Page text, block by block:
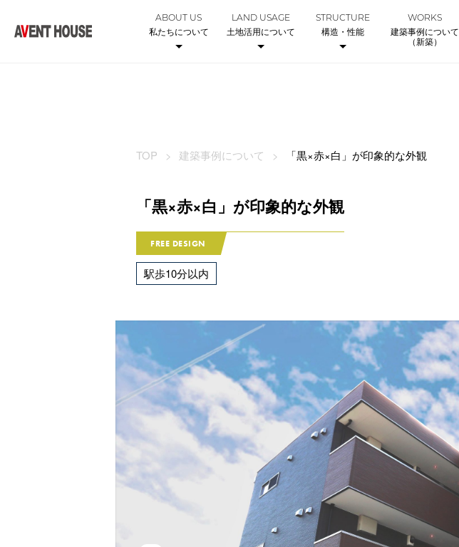
ABOUT US
私たちについて
LAND USAGE
土地活用について
STRUCTURE
構造・性能
WORKS
建築事例について
（新築）
TOP 建築事例について 「黒×赤×白」が印象的な外観
「黒×赤×白」が印象的な外観
FREE DESIGN
駅歩10分以内